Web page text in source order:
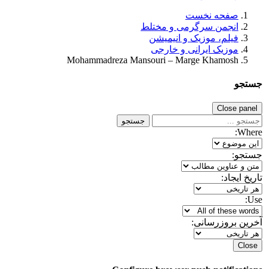
صفحه نخست
انجمن سرگرمی و مختلط
فیلم، موزیک و انیمیشن
موزیک ایرانی و خارجی
Mohammadreza Mansouri – Marge Khamosh
جستجو
Close panel
جستجو
Where:
جستجو:
تاریخ ایجاد:
Use:
آخرین بروزرسانی:
Close